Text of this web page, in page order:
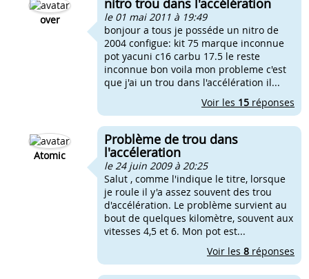
over
nitro trou dans l'accélération
le 01 mai 2011 à 19:49
bonjour a tous je posséde un nitro de
2004 configue: kit 75 marque inconnue
pot yacuni c16 carbu 17.5 le reste
inconnue bon voila mon probleme c'est
que j'ai un trou dans l'accélération il...
Voir les 15 réponses
Atomic
Problème de trou dans
l'accéleration
le 24 juin 2009 à 20:25
Salut , comme l'indique le titre, lorsque
je roule il y'a assez souvent des trou
d'accélération. Le problème survient au
bout de quelques kilomètre, souvent aux
vitesses 4,5 et 6. Mon pot est...
Voir les 8 réponses